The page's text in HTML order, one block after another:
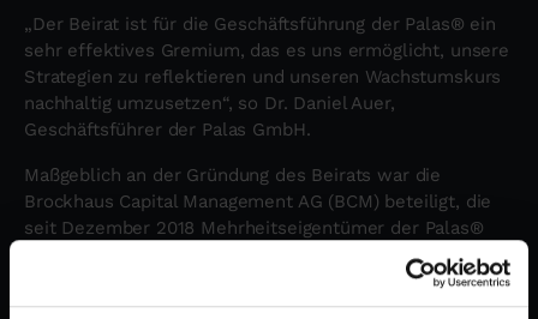
„Der Beirat ist für die Geschäftsführung der Palas® ein
sehr effektives Gremium, das es uns ermöglicht, unsere
Strategien zu reflektieren und unseren Wachstumskurs
nachhaltig umzusetzen“, so Dr. Daniel Auer,
Geschäftsführer der Palas GmbH.
Maßgeblich an der Gründung des Beirats war die
Brockhaus Capital Management AG (BCM) beteiligt, die
seit Dezember 2018 Mehrheitseigentümer der Palas®
ist. „Mit Dr. Christian Debus und Andreas Rapp konnten
wir einen schlagkräftigen und industrieerfahrenen Beirat
für Palas® gewinnen, dessen Erfahrung die